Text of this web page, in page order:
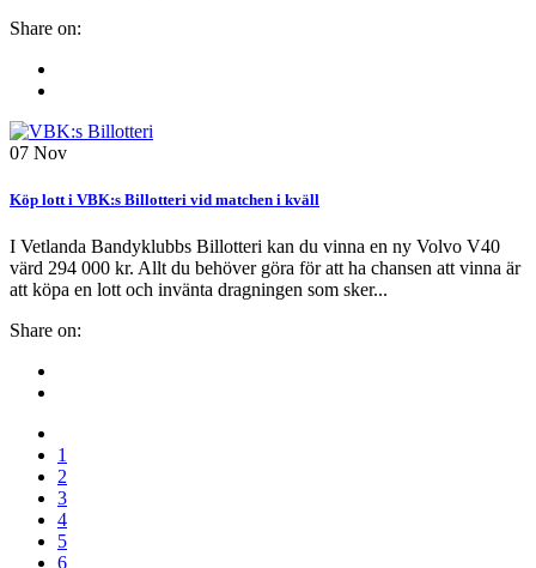
Share on:
07 Nov
Köp lott i VBK:s Billotteri vid matchen i kväll
I Vetlanda Bandyklubbs Billotteri kan du vinna en ny Volvo V40
värd 294 000 kr. Allt du behöver göra för att ha chansen att vinna är
att köpa en lott och invänta dragningen som sker...
Share on:
1
2
3
4
5
6